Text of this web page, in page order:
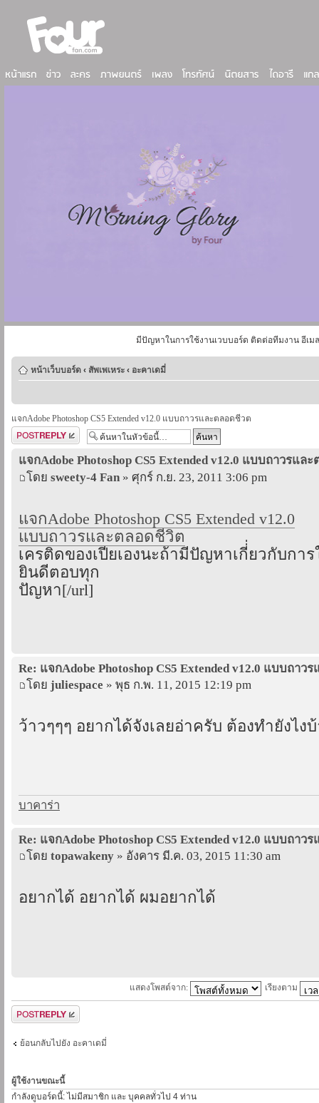
มีปัญหาในการใช้งานเวบบอร์ด ติดต่อทีมงาน อีเม
หน้าเว็บบอร์ด ‹ สัพเพเหระ ‹ อะคาเดมี่
แจกAdobe Photoshop CS5 Extended v12.0 แบบถาวรและตลอดชีวต
ตอบกระทู้
แจกAdobe Photoshop CS5 Extended v12.0 แบบถาวรแล
โดย sweety-4 Fan » ศุกร์ ก.ย. 23, 2011 3:06 pm
แจกAdobe Photoshop CS5 Extended v12.0
แบบถาวรและตลอดชีวิต
เครติดของเปียเองนะถ้ามีปัญหาเกี่่ยวกับกา
ยินดีตอบทุก
ปัญหา[/url]
Re: แจกAdobe Photoshop CS5 Extended v12.0 แบบถาว
โดย juliespace » พุธ ก.พ. 11, 2015 12:19 pm
ว้าวๆๆๆ อยากได้จังเลยอ่าครับ ต้องทำยังไง
บาคาร่า
Re: แจกAdobe Photoshop CS5 Extended v12.0 แบบถาว
โดย topawakeny » อังคาร มี.ค. 03, 2015 11:30 am
อยากได้ อยากได้ ผมอยากได้
แสดงโพสต์จาก: เรียงตาม
ตอบกระทู้
ย้อนกลับไปยัง อะคาเดมี่
ผู้ใช้งานขณะนี้
กำลังดูบอร์ดนี้: ไม่มีสมาชิก และ บุคคลทั่วไป 4 ท่าน